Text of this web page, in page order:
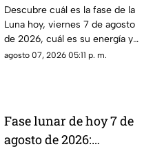
viernes 7 de agosto de
2026: ¿Cómo se verá el
astro durante la noche?
Descubre cuál es la fase de la
Luna hoy, viernes 7 de agosto
de 2026, cuál es su energía y
cómo nos podría afectar.
agosto 07, 2026 05:11 p. m.
Fase lunar de hoy 7 de
agosto de 2026: